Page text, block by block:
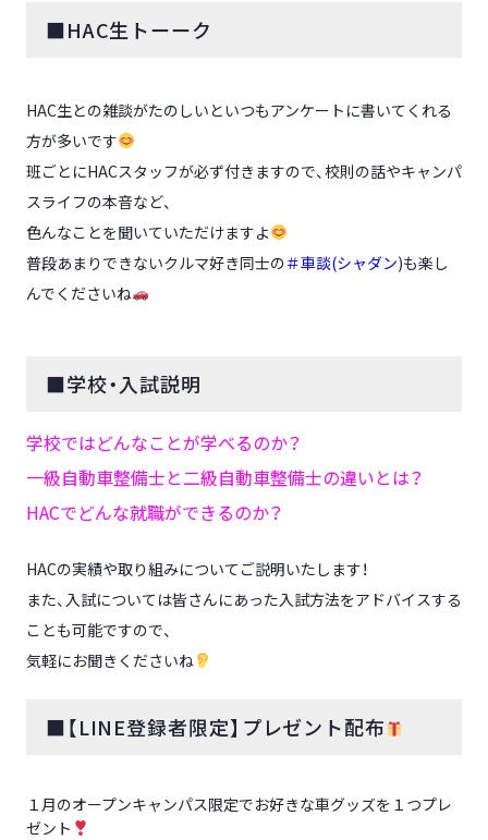
■HAC生トーーク
HAC生との雑談がたのしいといつもアンケートに書いてくれる
方が多いです
班ごとにHACスタッフが必ず付きますので、校則の話やキャンパ
スライフの本音など、
色んなことを聞いていただけますよ
普段あまりできないクルマ好き同士の＃車談(シャダン)も楽し
んでくださいね
■学校・入試説明
学校ではどんなことが学べるのか？
一級自動車整備士と二級自動車整備士の違いとは？
HACでどんな就職ができるのか？
HACの実績や取り組みについてご説明いたします！
また、入試については皆さんにあった入試方法をアドバイスする
ことも可能ですので、
気軽にお聞きくださいね
■【LINE登録者限定】プレゼント配布
１月のオープンキャンパス限定でお好きな車グッズを１つプレ
ゼント